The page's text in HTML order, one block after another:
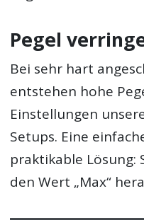
Pegel
Bei sehr hart
entstehen hohe
Einstellungen
Setups. Eine
praktikable Lösung:
den Wert „Max“